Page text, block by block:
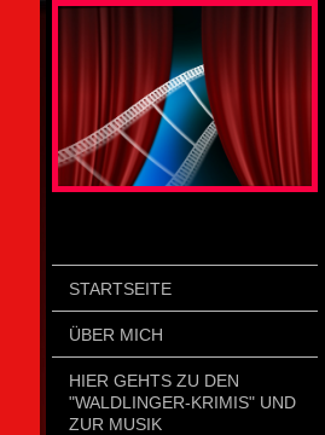
STARTSEITE
ÜBER MICH
HIER GEHTS ZU DEN
"WALDLINGER-KRIMIS" UND
ZUR MUSIK